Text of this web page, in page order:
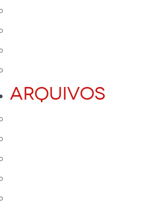
Arquivos